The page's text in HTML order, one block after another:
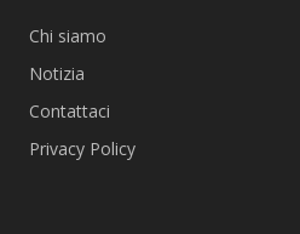
Chi siamo
Notizia
Contattaci
Privacy Policy